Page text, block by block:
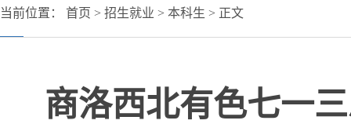
当前位置： 首页 > 招生就业 > 本科生 > 正文
商洛西北有色七一